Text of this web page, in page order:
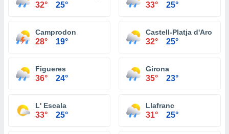
32° 25° 33° 25°
Camprodon
28° 19°
Castell-Platja d'Aro
32° 25°
Figueres
36° 24°
Girona
35° 23°
L' Escala
33° 25°
Llafranc
31° 25°